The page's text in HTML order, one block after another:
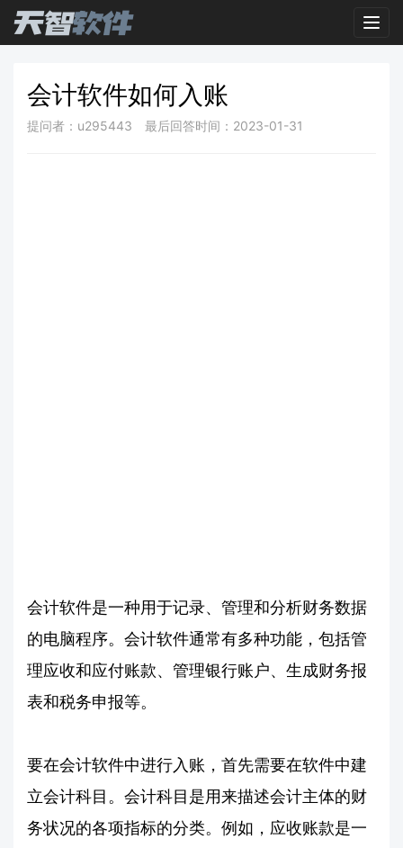
会计软件如何入账
提问者：u295443 最后回答时间：2023-01-31
会计软件是一种用于记录、管理和分析财务数据
的电脑程序。会计软件通常有多种功能，包括管
理应收和应付账款、管理银行账户、生成财务报
表和税务申报等。
要在会计软件中进行入账，首先需要在软件中建
立会计科目。会计科目是用来描述会计主体的财
务状况的各项指标的分类。例如，应收账款是一